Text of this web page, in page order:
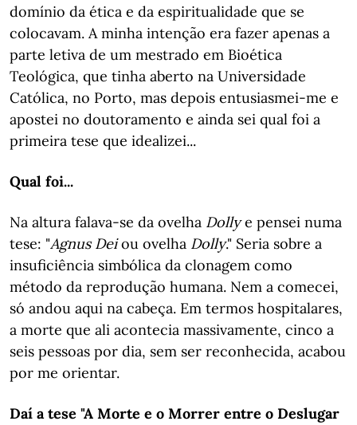
domínio da ética e da espiritualidade que se
colocavam. A minha intenção era fazer apenas a
parte letiva de um mestrado em Bioética
Teológica, que tinha aberto na Universidade
Católica, no Porto, mas depois entusiasmei-me e
apostei no doutoramento e ainda sei qual foi a
primeira tese que idealizei...
Qual foi...
Na altura falava-se da ovelha Dollye pensei numa
tese: "Agnus Deiou ovelha Dolly." Seria sobre a
insuficiência simbólica da clonagem como
método da reprodução humana. Nem a comecei,
só andou aqui na cabeça. Em termos hospitalares,
a morte que ali acontecia massivamente, cinco a
seis pessoas por dia, sem ser reconhecida, acabou
por me orientar.
Daí a tese "A Morte e o Morrer entre o Deslugar